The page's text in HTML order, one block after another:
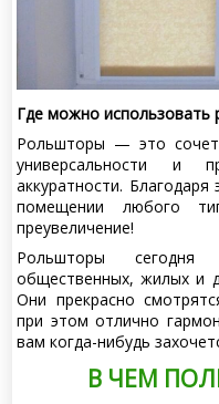
Где можно использовать
Рольшторы — это
универсальности и
аккуратности.
помещении любого
преувеличение!
Рольшторы сегодня
общественных, жилых и
Они прекрасно
при этом отлично
вам когда-нибудь
В ЧЕМ